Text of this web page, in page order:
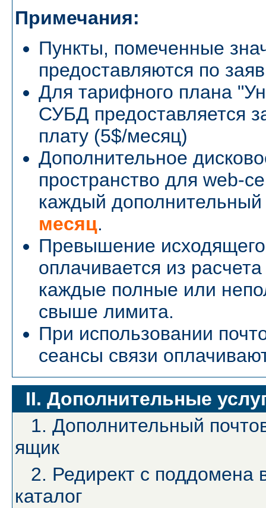
Примечания:
Пункты, помеченные
предоставляются по
Для тарифного плана
СУБД предоставляется
плату (5$/месяц)
Дополнительное
пространство для web-
каждый
месяц.
Превышение
оплачивается из
каждые полные или
свыше лимита.
При использовании
сеансы связи
II. Дополнительные
1. Дополнительный
ящик
2. Редирект с поддомена
каталог